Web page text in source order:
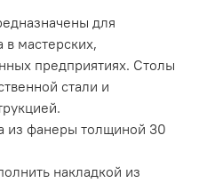
для
в мастерских,
предприятиях. Столы
стали и
из фанеры толщиной 30
накладкой из